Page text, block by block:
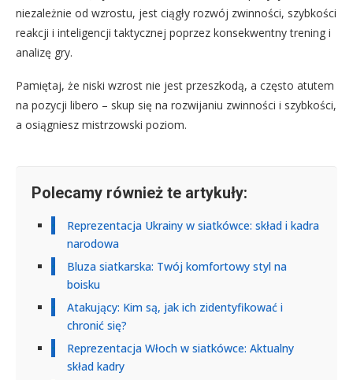
niezależnie od wzrostu, jest ciągły rozwój zwinności, szybkości
reakcji i inteligencji taktycznej poprzez konsekwentny trening i
analizę gry.
Pamiętaj, że niski wzrost nie jest przeszkodą, a często atutem
na pozycji libero – skup się na rozwijaniu zwinności i szybkości,
a osiągniesz mistrzowski poziom.
Polecamy również te artykuły:
Reprezentacja Ukrainy w siatkówce: skład i kadra
narodowa
Bluza siatkarska: Twój komfortowy styl na
boisku
Atakujący: Kim są, jak ich zidentyfikować i
chronić się?
Reprezentacja Włoch w siatkówce: Aktualny
skład kadry